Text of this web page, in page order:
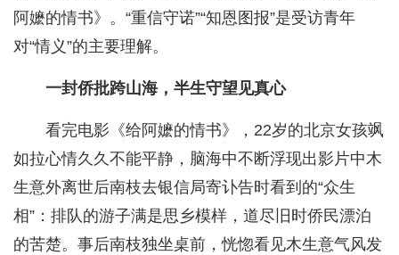
阿嬷的情书》。“重信守诺”“知恩图报”是受访青年
对“情义”的主要理解。
一封侨批跨山海，半生守望见真心
看完电影《给阿嬷的情书》，22岁的北京女孩飒
如拉心情久久不能平静，脑海中不断浮现出影片中木
生意外离世后南枝去银信局寄讣告时看到的“众生
相”：排队的游子满是思乡模样，道尽旧时侨民漂泊
的苦楚。事后南枝独坐桌前，恍惚看见木生意气风发